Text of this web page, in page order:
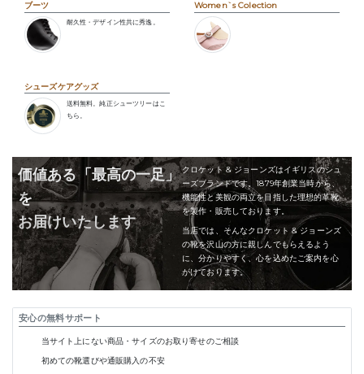
ブーツ
耐久性・デザイン性共に秀逸。
Women`s Colection
シューズケアグッズ
送料無料。純正シューツリーはこ
ちら。
価値ある「最高の一足」
を
お届けいたします
クロケット & ジョーンズはイギリスのシュ
ーズブランドです。1879年創業当時から、
機能性と美観の両立を目指した理想的革靴
を製作・販売しております。
当店では、そんなクロケット & ジョーンズ
の靴を沢山の方に親しんでもらえるよう
に、分かりやすく、心を込めたご案内を心
がけております。
安心の無料サポート
当サイト上にない商品・サイズのお取り寄せのご相談
初めての靴選びや通販購入の不安